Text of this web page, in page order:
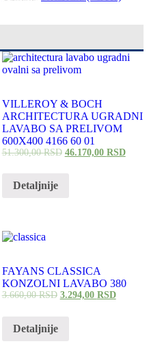
VILLEROY & BOCH
ARCHITECTURA UGRADNI
LAVABO SA PRELIVOM
600X400 4166 60 01
51.300,00RSD 46.170,00 RSD
Detaljnije
FAYANS CLASSICA
KONZOLNI LAVABO 380
3.660,00RSD 3.294,00 RSD
Detaljnije